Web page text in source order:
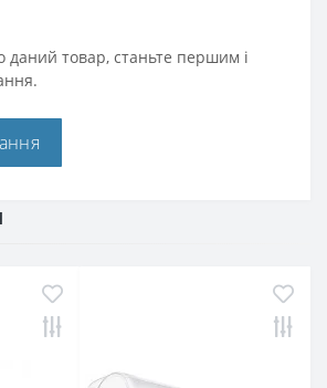
даний товар, станьте першим і